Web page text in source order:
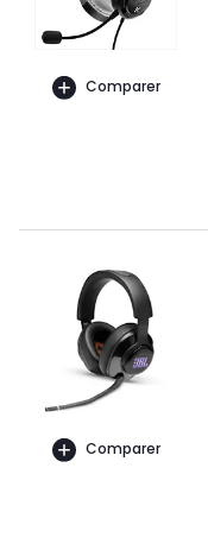
Comparer
Comparer